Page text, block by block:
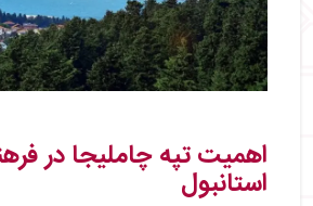
اهمیت تپه چاملیجا در
استانبول